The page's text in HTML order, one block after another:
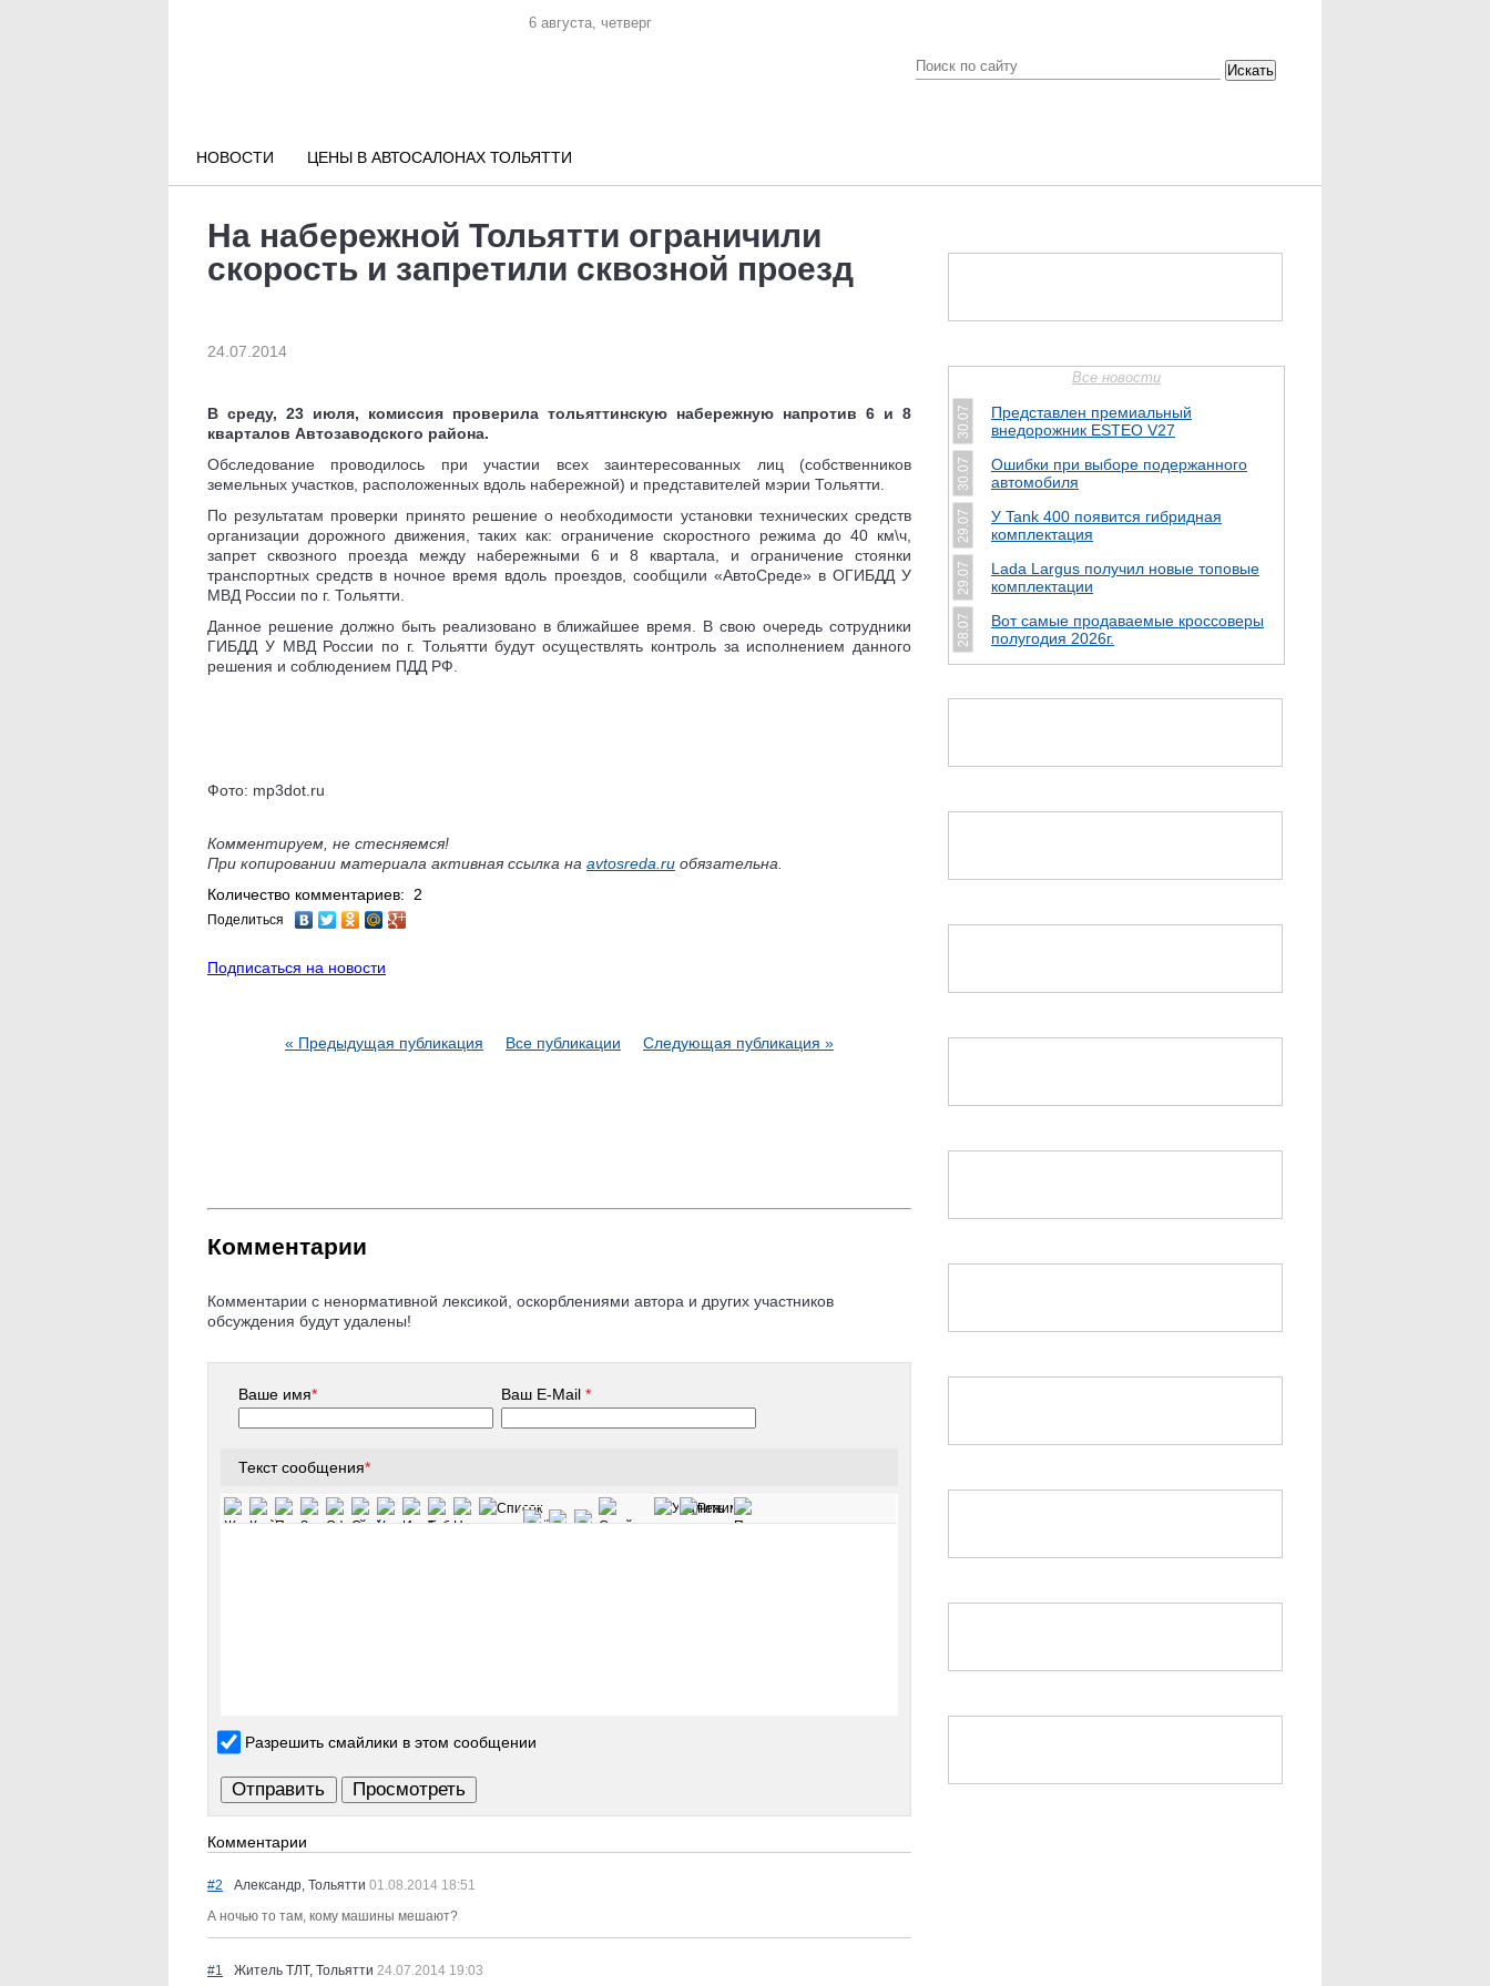
6 августа, четверг
Искать
НОВОСТИ ЦЕНЫ В АВТОСАЛОНАХ ТОЛЬЯТТИ
На набережной Тольятти ограничили
скорость и запретили сквозной проезд
24.07.2014
В среду, 23 июля, комиссия проверила тольяттинскую набережную напротив 6 и 8
кварталов Автозаводского района.
Обследование проводилось при участии всех заинтересованных лиц (собственников
земельных участков, расположенных вдоль набережной) и представителей мэрии Тольятти.
По результатам проверки принято решение о необходимости установки технических средств
организации дорожного движения, таких как: ограничение скоростного режима до 40 км\ч,
запрет сквозного проезда между набережными 6 и 8 квартала, и ограничение стоянки
транспортных средств в ночное время вдоль проездов, сообщили «АвтоСреде» в ОГИБДД У
МВД России по г. Тольятти.
Данное решение должно быть реализовано в ближайшее время. В свою очередь сотрудники
ГИБДД У МВД России по г. Тольятти будут осуществлять контроль за исполнением данного
решения и соблюдением ПДД РФ.
Фото: mp3dot.ru
Комментируем, не стесняемся!
При копировании материала активная ссылка на avtosreda.ru обязательна.
Количество комментариев: 2
Поделиться
Подписаться на новости
« Предыдущая публикация Все публикации Следующая публикация »
Комментарии
Комментарии с ненормативной лексикой, оскорблениями автора и других участников
обсуждения будут удалены!
Ваше имя* Ваш E-Mail*
Текст сообщения*
Разрешить смайлики в этом сообщении
Комментарии
#2 Александр, Тольятти 01.08.2014 18:51
А ночью то там, кому машины мешают?
#1 Житель ТЛТ, Тольятти 24.07.2014 19:03
Все новости
30.07
Представлен премиальный
внедорожник ESTEO V27
30.07
Ошибки при выборе подержанного
автомобиля
29.07
У Tank 400 появится гибридная
комплектация
29.07
Lada Largus получил новые топовые
комплектации
28.07
Вот самые продаваемые кроссоверы
полугодия 2026г.